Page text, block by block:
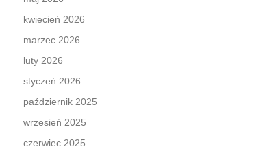
kwiecień 2026
marzec 2026
luty 2026
styczeń 2026
październik 2025
wrzesień 2025
czerwiec 2025